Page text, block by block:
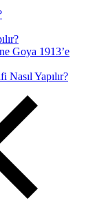
Goya 1913’e
Nasıl Yapılır?